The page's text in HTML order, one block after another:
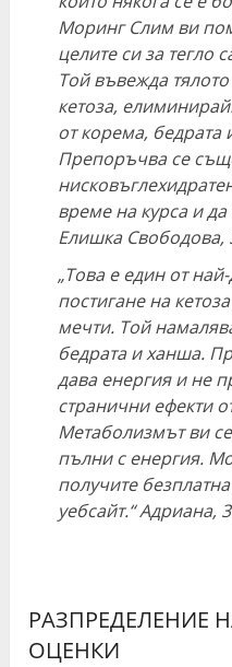
Моринг Слим ви
целите си за тегло
Той въвежда
кетоза,
от корема, бедрата
Препоръчва се
време на курса и
Елишка Свободова,
„Това е един от
постигане на
мечти. Той
бедрата и ханша.
дава енергия и не
странични ефекти
Метаболизмът ви
пълни с енергия.
получите
уебсайт.“ Адриана,
РАЗПРЕДЕЛЕНИЕ
ОЦЕНКИ